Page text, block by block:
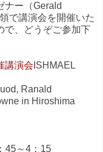
ナー（Gerald
で講演会を開催いた
で、どうぞご参加下
講演会 ISHMAEL
Ranald
in Hiroshima
45～4：15